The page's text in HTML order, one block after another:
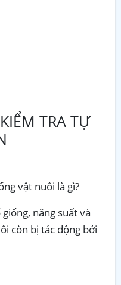
TRA TỰ
vật nuôi là gì?
năng suất và
còn bị tác động bởi